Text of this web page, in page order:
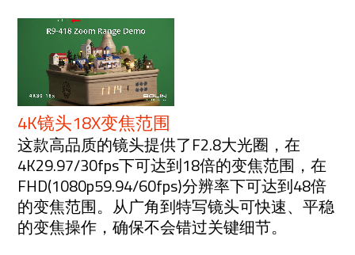
4K镜头18X变焦范围
这款高品质的镜头提供了F2.8大光圈，在
4K29.97/30fps下可达到18倍的变焦范围，在
FHD(1080p59.94/60fps)分辨率下可达到48倍
的变焦范围。从广角到特写镜头可快速、平稳
的变焦操作，确保不会错过关键细节。